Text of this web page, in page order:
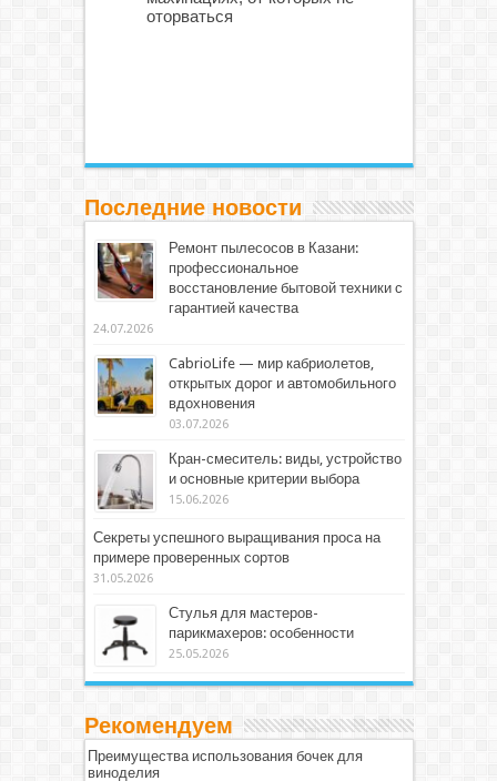
оторваться
Последние новости
Ремонт пылесосов в Казани:
профессиональное
восстановление бытовой техники с
гарантией качества
24.07.2026
CabrioLife — мир кабриолетов,
открытых дорог и автомобильного
вдохновения
03.07.2026
Кран-смеситель: виды, устройство
и основные критерии выбора
15.06.2026
Секреты успешного выращивания проса на
примере проверенных сортов
31.05.2026
Стулья для мастеров-
парикмахеров: особенности
25.05.2026
Рекомендуем
Преимущества использования бочек для
виноделия